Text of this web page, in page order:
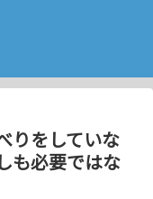
りをしていな
も必要ではな